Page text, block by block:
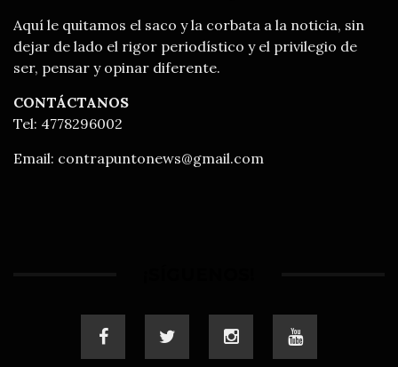
Aquí le quitamos el saco y la corbata a la noticia, sin
dejar de lado el rigor periodístico y el privilegio de
ser, pensar y opinar diferente.
CONTÁCTANOS
Tel: 4778296002
Email: contrapuntonews@gmail.com